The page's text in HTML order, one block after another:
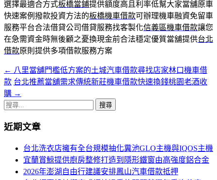
選擇最適合方式板橋當鋪提供額度高且利率低幫大家當舖原車
快速案例撥款投資方法的板橋機車借款可辦理機車融資免留車
服務平台合法借貸公司借貸服務找客製化信義區機車借款讓您
在急需資金時無後顧之憂換現金前合法穩定優質當舖提供台北
借款原則提供多項借款服務方案
文
章
導
航
← 八里當舖門檻低方案的土城汽車借款尋找店家林口機車借
款 台北推薦當舖需求傳統新莊機車借款快速換錢桃園老酒收
購 →
搜
關
近期文章
台北洗衣店擁有全台規模抽化糞池GLO主機與IQOS主機
宜蘭賞鯨提供廚房整修打造到隱形鐵窗由高強度鋁合金
2026年澎湖自由行建議安排鳳山汽車借款抵押